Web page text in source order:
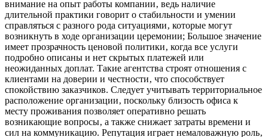
внимание на опыт работы компании‚ ведь наличие
длительной практики говорит о стабильности и умении
справляться с разного рода ситуациями‚ которые могут
возникнуть в ходе организации церемонии; Большое значение
имеет прозрачность ценовой политики‚ когда все услуги
подробно описаны и нет скрытых платежей или
неожиданных доплат. Такие агентства строят отношения с
клиентами на доверии и честности‚ что способствует
спокойствию заказчиков. Следует учитывать территориальное
расположение организации‚ поскольку близость офиса к
месту проживания позволяет оперативно решать
возникающие вопросы‚ а также снижает затраты времени и
сил на коммуникацию. Репутация играет немаловажную роль‚